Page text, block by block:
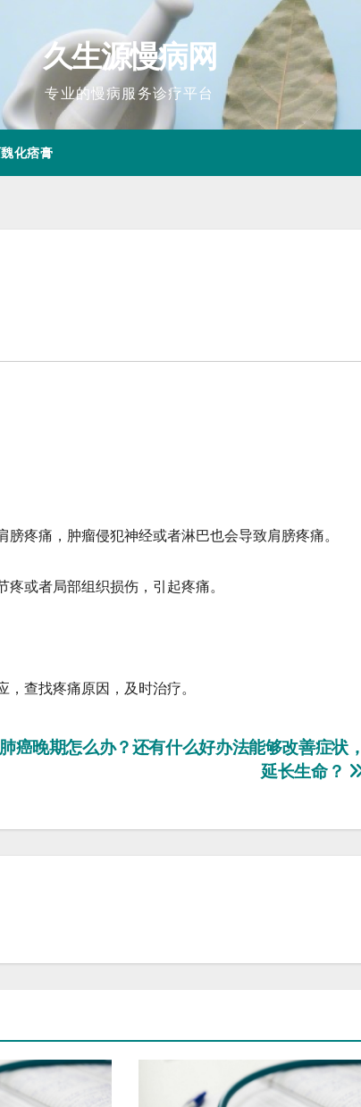
久生源慢病网
专业的慢病服务诊疗平台
化痞膏
疼痛，肿瘤侵犯神经或者淋巴也会导致肩膀疼痛。
或者局部组织损伤，引起疼痛。
查找疼痛原因，及时治疗。
肺癌晚期怎么办？还有什么好办法能够改善症状，
延长生命？